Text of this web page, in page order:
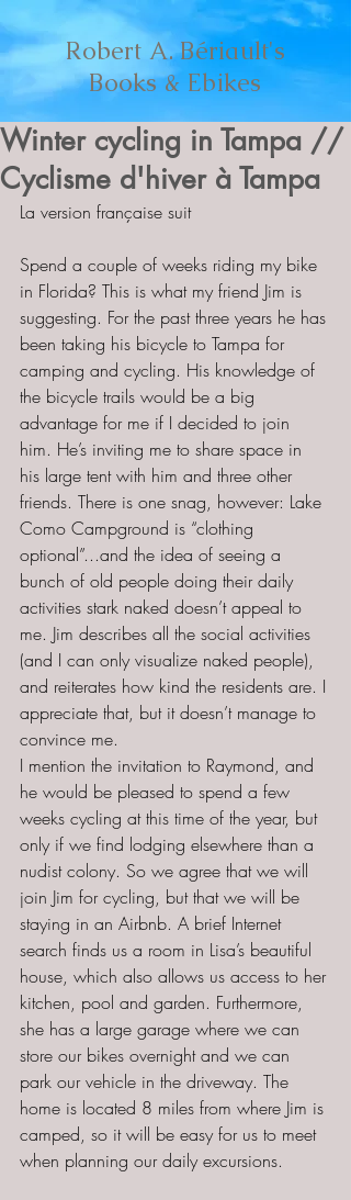
Robert A. Bériault's
Books & Ebikes
Winter cycling in Tampa //
Cyclisme d'hiver à Tampa
La version française suit
Spend a couple of weeks riding my bike
in Florida? This is what my friend Jim is
suggesting. For the past three years he has
been taking his bicycle to Tampa for
camping and cycling. His knowledge of
the bicycle trails would be a big
advantage for me if I decided to join
him. He’s inviting me to share space in
his large tent with him and three other
friends. There is one snag, however: Lake
Como Campground is “clothing
optional”...and the idea of seeing a
bunch of old people doing their daily
activities stark naked doesn’t appeal to
me. Jim describes all the social activities
(and I can only visualize naked people),
and reiterates how kind the residents are. I
appreciate that, but it doesn’t manage to
convince me.
I mention the invitation to Raymond, and
he would be pleased to spend a few
weeks cycling at this time of the year, but
only if we find lodging elsewhere than a
nudist colony. So we agree that we will
join Jim for cycling, but that we will be
staying in an Airbnb. A brief Internet
search finds us a room in Lisa’s beautiful
house, which also allows us access to her
kitchen, pool and garden. Furthermore,
she has a large garage where we can
store our bikes overnight and we can
park our vehicle in the driveway. The
home is located 8 miles from where Jim is
camped, so it will be easy for us to meet
when planning our daily excursions.